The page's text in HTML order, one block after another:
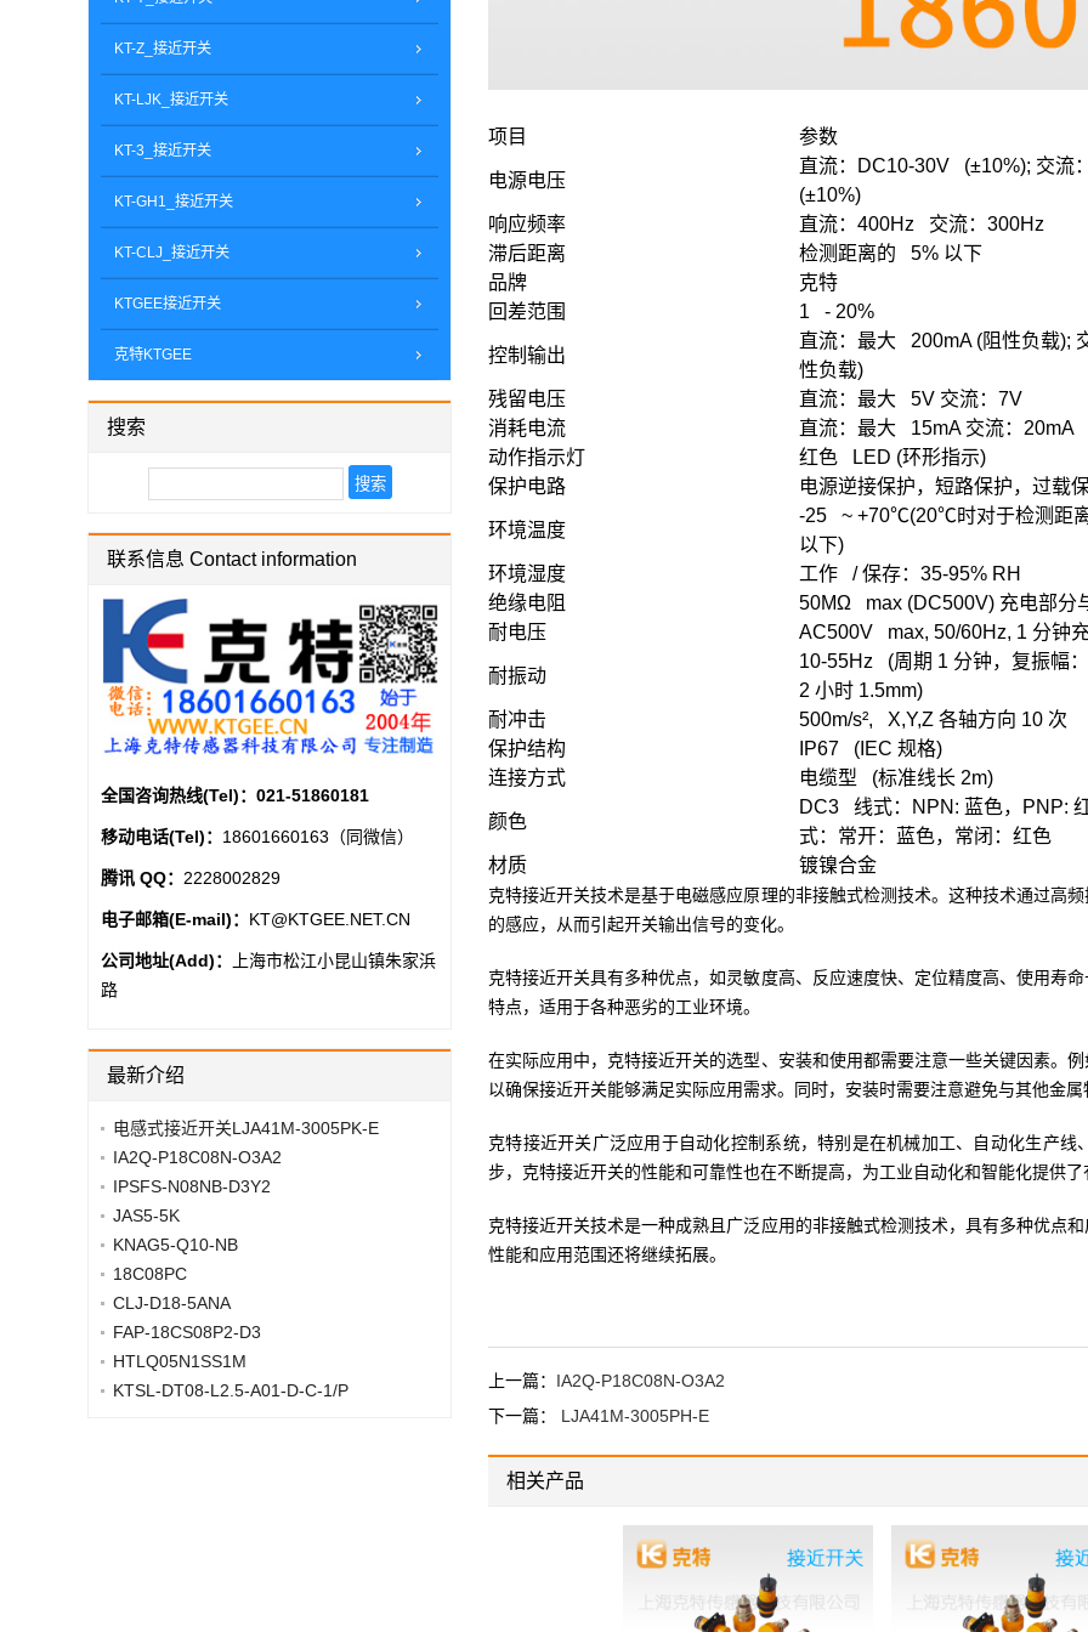
项目 参数
电源电压
直流：DC10-30V (±10%); 交流
(±10%)
响应频率
直流：400Hz 交流：300Hz
滞后距离
检测距离的 5% 以下
品牌
克特
回差范围
1 - 20%
控制输出
直流：最大 200mA (阻性负载);
性负载)
残留电压
直流：最大 5V 交流：7V
消耗电流
直流：最大 15mA 交流：20mA
动作指示灯
红色 LED (环形指示)
保护电路
电源逆接保护，短路保护，过载
环境温度
-25 ~ +70℃(20℃时对于检测距
以下)
环境湿度
工作 / 保存：35-95% RH
绝缘电阻
50MΩ max (DC500V) 充电部分
耐电压
AC500V max, 50/60Hz, 1 分钟
耐振动
10-55Hz (周期 1 分钟，复振幅
2 小时 1.5mm)
耐冲击
500m/s², X,Y,Z 各轴方向 10 次
保护结构
IP67 (IEC 规格)
连接方式
电缆型 (标准线长 2m)
颜色
DC3 线式：NPN: 蓝色，PNP:
式：常开：蓝色，常闭：红色
材质
镀镍合金
克特接近开关技术是基于电磁感应原理的非接触式检测技术。这种技术通过高
的感应，从而引起开关输出信号的变化。
克特接近开关具有多种优点，如灵敏度高、反应速度快、定位精度高、使用寿
特点，适用于各种恶劣的工业环境。
在实际应用中，克特接近开关的选型、安装和使用都需要注意一些关键因素。
以确保接近开关能够满足实际应用需求。同时，安装时需要注意避免与其他金
克特接近开关广泛应用于自动化控制系统，特别是在机械加工、自动化生产
步，克特接近开关的性能和可靠性也在不断提高，为工业自动化和智能化提供
克特接近开关技术是一种成熟且广泛应用的非接触式检测技术，具有多种优点
性能和应用范围还将继续拓展。
上一篇： IA2Q-P18C08N-O3A2
下一篇： LJA41M-3005PH-E
相关产品
KT-Z_接近开关
KT-LJK_接近开关
KT-3_接近开关
KT-GH1_接近开关
KT-CLJ_接近开关
KTGEE接近开关
克特KTGEE
搜索
联系信息 Contact information
全国咨询热线(Tel)： 021-51860181
移动电话(Tel)： 18601660163（同微信）
腾讯 QQ： 2228002829
电子邮箱(E-mail)： KT@KTGEE.NET.CN
公司地址(Add)：
上海市松江小昆山镇朱家浜
路
最新介绍
电感式接近开关LJA41M-3005PK-E
IA2Q-P18C08N-O3A2
IPSFS-N08NB-D3Y2
JAS5-5K
KNAG5-Q10-NB
18C08PC
CLJ-D18-5ANA
FAP-18CS08P2-D3
HTLQ05N1SS1M
KTSL-DT08-L2.5-A01-D-C-1/P